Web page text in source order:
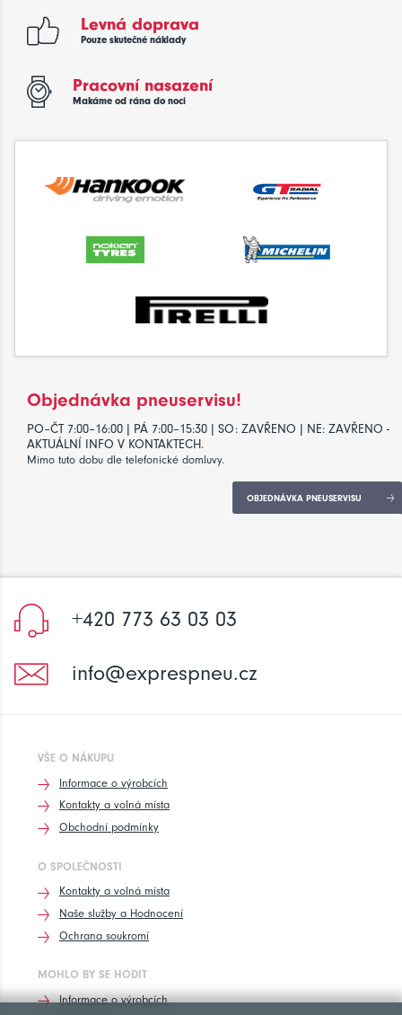
Levná doprava
Pouze skutečné náklady
Pracovní nasazení
Makáme od rána do noci
Objednávka pneuservisu!
PO–ČT 7:00–16:00 | PÁ 7:00–15:30 | SO: ZAVŘENO | NE: ZAVŘENO -
AKTUÁLNÍ INFO V KONTAKTECH.
Mimo tuto dobu dle telefonické domluvy.
OBJEDNÁVKA PNEUSERVISU
+420 773 63 03 03
info@exprespneu.cz
VŠE O NÁKUPU
Informace o výrobcích
Kontakty a volná místa
Obchodní podmínky
O SPOLEČNOSTI
Kontakty a volná místa
Naše služby a Hodnocení
Ochrana soukromí
MOHLO BY SE HODIT
Informace o výrobcích